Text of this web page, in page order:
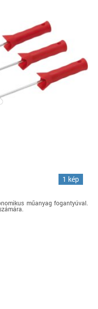
1 kép
műanyag fogantyúval.